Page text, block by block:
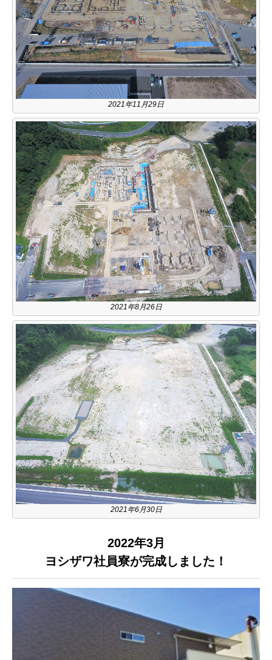
2021年11月29日
2021年8月26日
2021年6月30日
2022年3月
ヨシザワ社員寮が完成しました！